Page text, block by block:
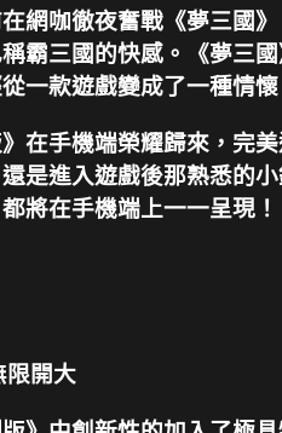
網咖徹夜奮戰《夢三國
霸三國的快感。《夢三
一款遊戲變成了一種情
在手機端榮耀歸來，完
是進入遊戲後那熟悉的
將在手機端上一一呈現！
限開大